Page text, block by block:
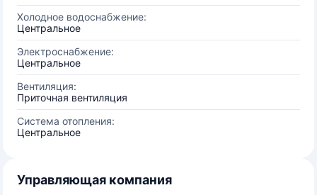
Холодное водоснабжение:
Центральное
Электроснабжение:
Центральное
Вентиляция:
Приточная вентиляция
Система отопления:
Центральное
Управляющая компания